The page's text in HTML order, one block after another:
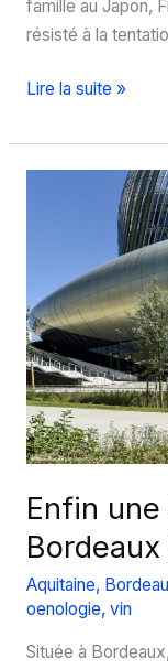
famille au Japon,
résisté à la
Voyage
Japon
:
mésaventure
Kyoto
Lire la suite »
Enfin
Bordeaux
Aquitaine,
oenologie, vin
Située à